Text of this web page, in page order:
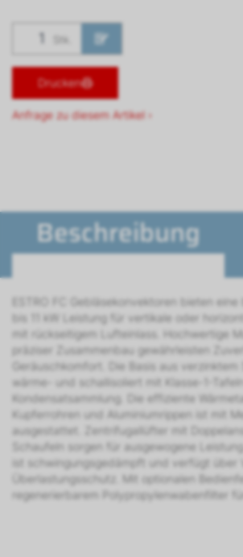
Stk.
Drucken
Anfrage zu diesem Artikel ›
Beschreibung
ESTRO FC Gebläsekonvektoren bieten eine
bis 11 kW Leistung für vertikale oder
mit rückseitigem Lufteinlass. Hochwertige
präziser Zusammenbau gewährleisten
Geräuschkomfort. Die Basis aus verzinktem
wärme- und schallisoliert mit Klasse-1-
Kondensatsammlung. Die effiziente
Kupferrohren und Aluminiumrippen ist mit
ausgestattet. Zentrifugallüfter mit
Schaufeln sorgen für ausgewogene
ist schwingungsgedämpft und verfügt über
Überlastungsschutz. Mit optionalen
regenerierbarem Polypropylenwabenfilter